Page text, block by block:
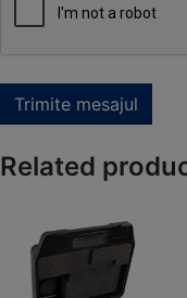
Trimite mesajul
Related